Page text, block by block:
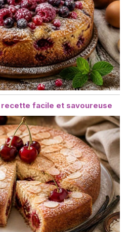
recette facile et savoureuse